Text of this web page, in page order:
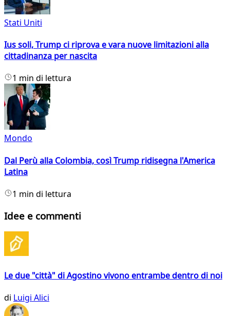
Stati Uniti
Ius soli, Trump ci riprova e vara nuove limitazioni alla
cittadinanza per nascita
1 min di lettura
Mondo
Dal Perù alla Colombia, così Trump ridisegna l'America
Latina
1 min di lettura
Idee e commenti
Le due "città" di Agostino vivono entrambe dentro di noi
di Luigi Alici